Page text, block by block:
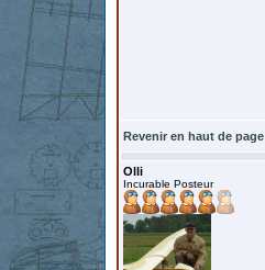
Revenir en haut de page
Olli
Incurable Posteur